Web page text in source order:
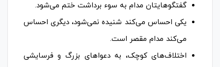
گفتگوهایتان مدام به سوء برداشت ختم می‌شود.
یکی احساس می‌کند شنیده نمی‌شود، دیگری احساس
می‌کند مدام مقصر است.
اختلاف‌های کوچک، به دعواهای بزرگ و فرسایشی